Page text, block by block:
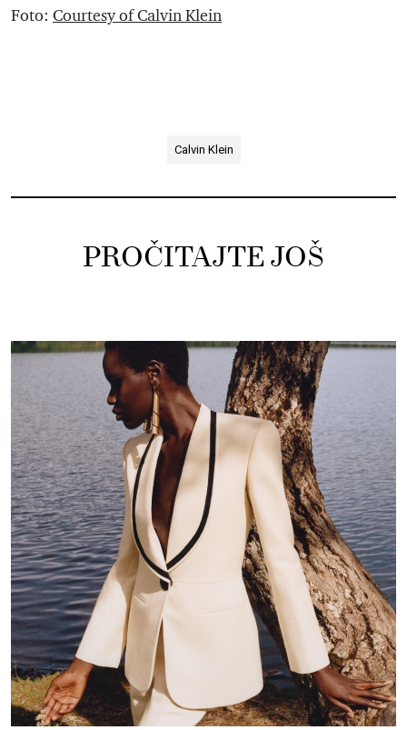
Foto: Courtesy of Calvin Klein
Calvin Klein
PROČITAJTE JOŠ